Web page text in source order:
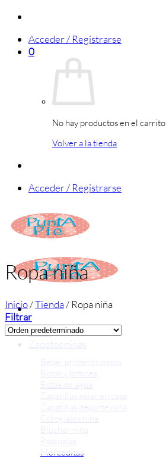
Saltar
contenidoAcceder / Registrarse
0
No hay productos en el carrito.
Volver a la tienda
Acceder / Registrarse
Inicio
Zapatos niñas
Bebé: primeros pasos
Botas y botines
Botas de agua
Zapatillas estar en casa
Zapatillas deporte niña
Colegiales niña
Blucher niña
Pascualas
Merceditas
Ropa niña
Inicio/Tienda/ Ropa niña
Filtrar